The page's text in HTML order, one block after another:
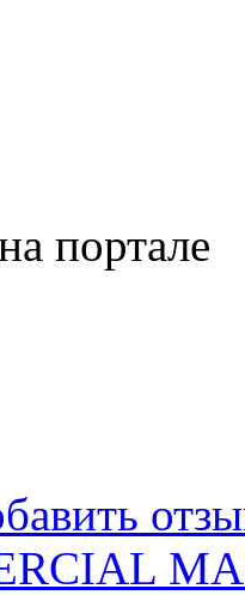
портале